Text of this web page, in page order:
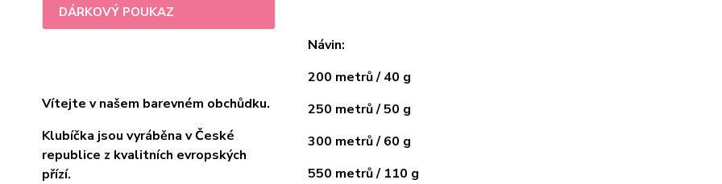
DÁRKOVÝ POUKAZ
Vítejte v našem barevném obchůdku.
Klubíčka jsou vyráběna v České
republice z kvalitních evropských
přízí.
Návin:
200 metrů / 40 g
250 metrů / 50 g
300 metrů / 60 g
550 metrů / 110 g